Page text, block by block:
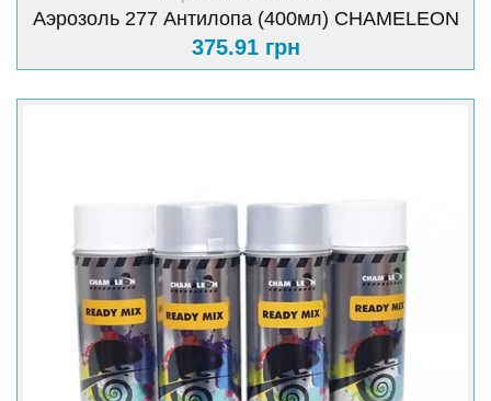
Аэрозоль 277 Антилопа (400мл) CHAMELEON
375.91 грн